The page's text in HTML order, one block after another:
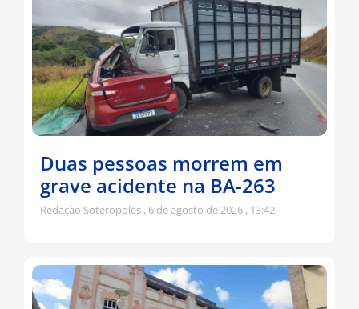
Duas pessoas morrem em
grave acidente na BA-263
Redação Soteropoles 6 de agosto de 2026 13:42